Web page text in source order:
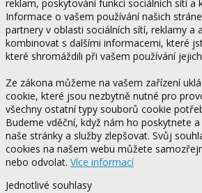
reklam, poskytování funkcí sociálních sítí a
Informace o vašem používání našich
partnery v oblasti sociálních sítí, reklamy a
kombinovat s dalšími informacemi, které
které shromáždili při vašem používání
Ze zákona můžeme na vašem zařízení
cookie, které jsou nezbytně nutné pro
všechny ostatní typy souborů cookie
Budeme vděční, když nám ho poskytnete
naše stránky a služby zlepšovat. Svůj
cookies na našem webu můžete
nebo odvolat. Více informací
Jednotlivé souhlasy